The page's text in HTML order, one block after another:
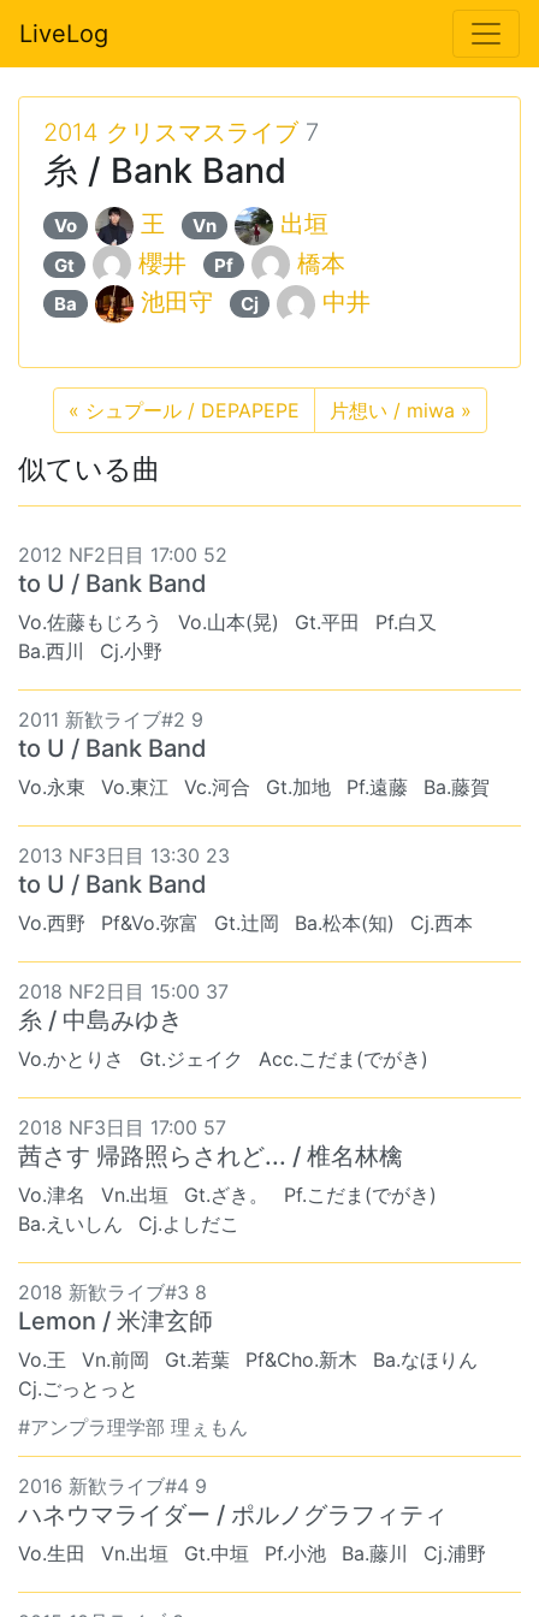
LiveLog
2014 クリスマスライブ7
糸 / Bank Band
Vo 王 Vn 出垣
Gt 櫻井 Pf 橋本
Ba 池田守 Cj 中井
« シュプール / DEPAPEPE 片想い / miwa »
似ている曲
2012 NF2日目 17:00 52
to U / Bank Band
Vo.佐藤もじろう Vo.山本(晃) Gt.平田
Pf.白又
Ba.西川
Cj.小野
2011 新歓ライブ#2 9
to U / Bank Band
Vo.永東 Vo.東江 Vc.河合 Gt.加地 Pf.遠藤 Ba.藤賀
2013 NF3日目 13:30 23
to U / Bank Band
Vo.西野 Pf&Vo.弥富 Gt.辻岡 Ba.松本(知) Cj.西本
2018 NF2日目 15:00 37
糸 / 中島みゆき
Vo.かとりさ Gt.ジェイク Acc.こだま(でがき)
2018 NF3日目 17:00 57
茜さす 帰路照らされど... / 椎名林檎
Vo.津名 Vn.出垣 Gt.ざき。
Pf.こだま(でがき)
Ba.えいしん
Cj.よしだこ
2018 新歓ライブ#3 8
Lemon / 米津玄師
Vo.王 Vn.前岡 Gt.若葉 Pf&Cho.新木
Ba.なほりん
Cj.ごっとっと
#アンプラ理学部 理ぇもん
2016 新歓ライブ#4 9
ハネウマライダー / ポルノグラフィティ
Vo.生田 Vn.出垣 Gt.中垣 Pf.小池 Ba.藤川 Cj.浦野